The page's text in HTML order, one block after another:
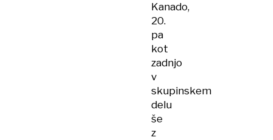
Kanado,
20.
pa
kot
zadnjo
v
skupinskem
delu
še
z